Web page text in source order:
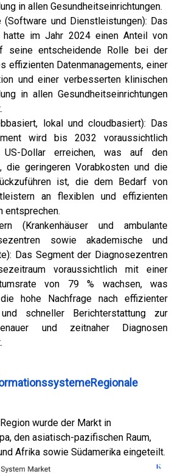
in allen Gesundheitseinrichtungen.
(Software und Dienstleistungen): Das
hatte im Jahr 2024 einen Anteil von
seine entscheidende Rolle bei der
effizienten Datenmanagements, einer
und einer verbesserten klinischen
in allen Gesundheitseinrichtungen
lokal und cloudbasiert): Das
wird bis 2032 voraussichtlich
US-Dollar erreichen, was auf den
die geringeren Vorabkosten und die
ist, die dem Bedarf von
an flexiblen und effizienten
entsprechen.
(Krankenhäuser und ambulante
sowie akademische und
Das Segment der Diagnosezentren
voraussichtlich mit einer
von 79 % wachsen, was
hohe Nachfrage nach effizienter
und schneller Berichterstattung zur
und zeitnaher Diagnosen
wurde der Markt in
den asiatisch-pazifischen Raum,
Afrika sowie Südamerika eingeteilt.